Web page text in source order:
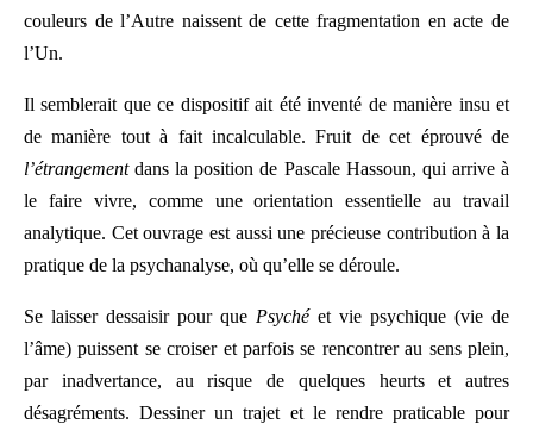
couleurs de l’Autre naissent de cette fragmentation en acte de
l’Un.
Il semblerait que ce dispositif ait été inventé de manière insu et
de manière tout à fait incalculable. Fruit de cet éprouvé de
l’étrangementdans la position de Pascale Hassoun, qui arrive à
le faire vivre, comme une orientation essentielle au travail
analytique. Cet ouvrage est aussi une précieuse contribution à la
pratique de la psychanalyse, où qu’elle se déroule.
Se laisser dessaisir pour que Psychéet vie psychique (vie de
l’âme) puissent se croiser et parfois se rencontrer au sens plein,
par inadvertance, au risque de quelques heurts et autres
désagréments. Dessiner un trajet et le rendre praticable pour